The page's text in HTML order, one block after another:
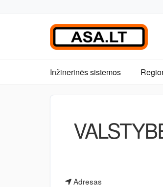
Inžinerinės sistemos
Adresas